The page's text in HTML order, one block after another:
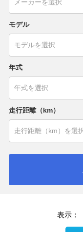
モデル
年式
走行距離（km）
表示：